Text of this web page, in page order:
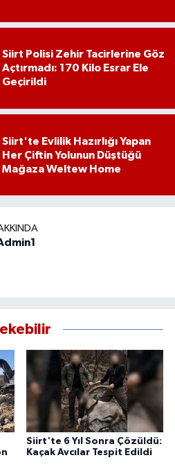
Siirt Polisi Zehir Tacirlerine Göz
Açtırmadı: 170 Kilo Esrar Ele
Geçirildi
Siirt'te Evlilik Hazırlığı Yapan
Her Çiftin Yolunun Düştüğü
Mağaza Weltew Home
Siirt'te 6 Yıl Sonra Çözüldü:
Kaçak Avcılar Tespit Edildi